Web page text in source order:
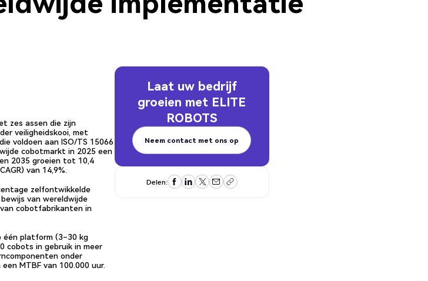
zes assen die zijn
veiligheidskooi, met
voldoen aan ISO/TS 15066
cobotmarkt in 2025 een
2035 groeien tot 10,4
van 14,9%.
zelfontwikkelde
van wereldwijde
cobotfabrikanten in
platform (3–30 kg
cobots in gebruik in meer
onder
MTBF van 100.000 uur.
Laat uw bedrijf
groeien met ELITE
ROBOTS
Neem contact met ons op
Neem contact met ons op
Delen: